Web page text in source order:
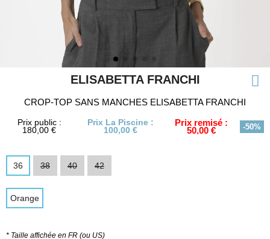
ELISABETTA FRANCHI
CROP-TOP SANS MANCHES ELISABETTA FRANCHI
Prix public :
180,00 €
Prix La Piscine :
100,00 €
Prix remisé :
50,00 € -50%
36 38 40 42
Orange
* Taille affichée en FR (ou US)